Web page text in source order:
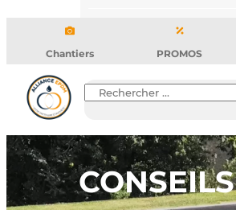
b
o
o
k
u
b
e
d
i
n
Chantiers PROMOS
Rechercher